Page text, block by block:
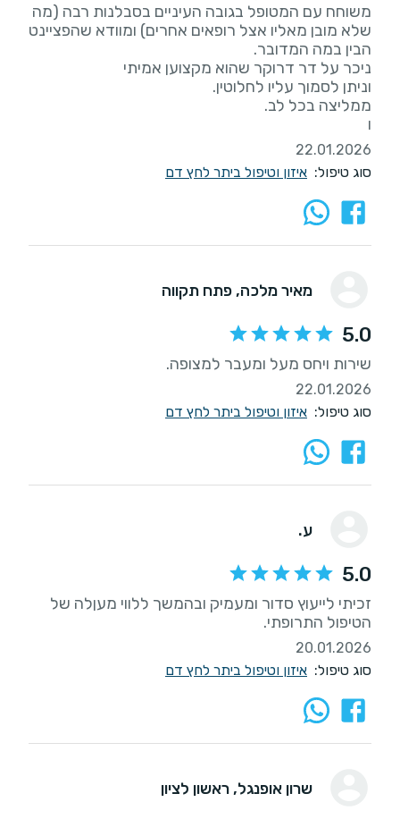
משוחח עם המטופל בגובה העיניים בסבלנות רבה (מה
שלא מובן מאליו אצל רופאים אחרים) ומוודא שהפציינט
ו
22.01.2026
סוג טיפול: איזון וטיפול ביתר לחץ דם
מאיר מלכה, פתח תקווה
5.0
שירות ויחס מעל ומעבר למצופה.
22.01.2026
סוג טיפול: איזון וטיפול ביתר לחץ דם
ע.
5.0
זכיתי לייעוץ סדור ומעמיק ובהמשך ללווי מעןלה של
הטיפול התרופתי.
20.01.2026
סוג טיפול: איזון וטיפול ביתר לחץ דם
שרון אופנגל, ראשון לציון